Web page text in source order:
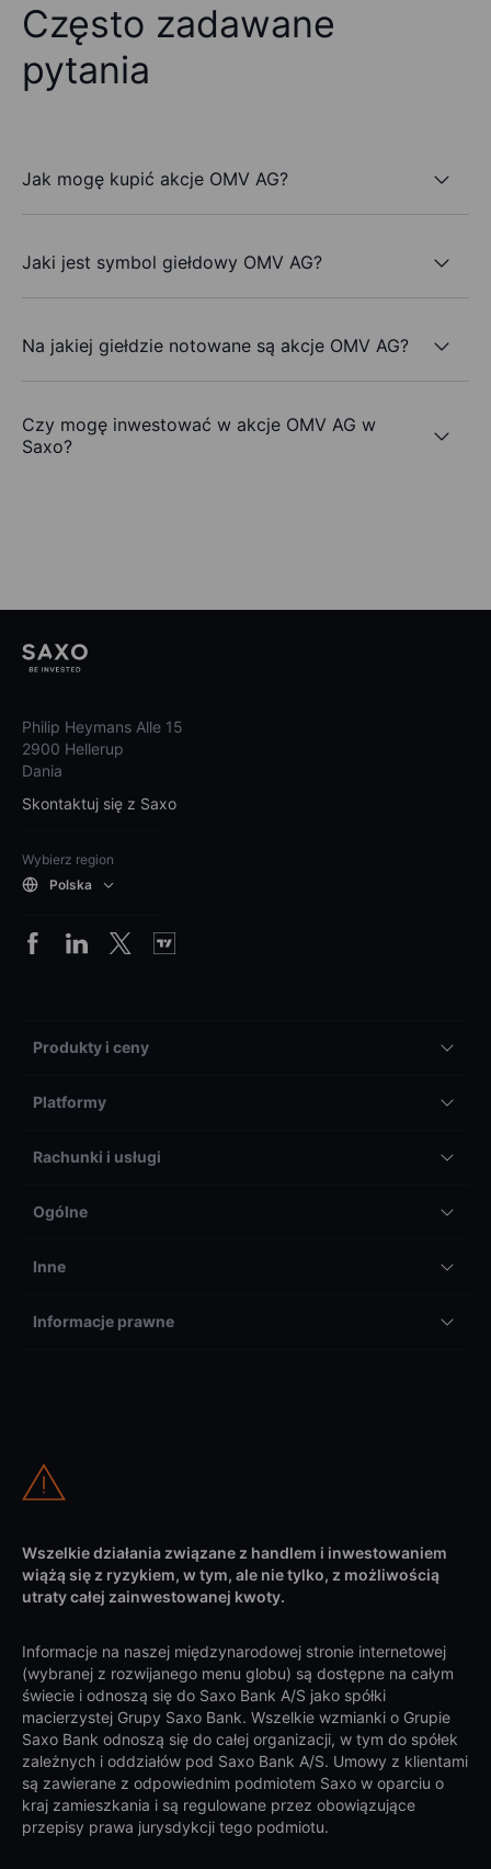
Często zadawane
pytania
Jak mogę kupić akcje OMV AG?
Jaki jest symbol giełdowy OMV AG?
Na jakiej giełdzie notowane są akcje OMV AG?
Czy mogę inwestować w akcje OMV AG w
Saxo?
Philip Heymans Alle 15
2900 Hellerup
Dania
Skontaktuj się z Saxo
Wybierz region
Polska
Produkty i ceny
Platformy
Rachunki i usługi
Ogólne
Inne
Informacje prawne
Wszelkie działania związane z handlem i inwestowaniem
wiążą się z ryzykiem, w tym, ale nie tylko, z możliwością
utraty całej zainwestowanej kwoty.
Informacje na naszej międzynarodowej stronie internetowej
(wybranej z rozwijanego menu globu) są dostępne na całym
świecie i odnoszą się do Saxo Bank A/S jako spółki
macierzystej Grupy Saxo Bank. Wszelkie wzmianki o Grupie
Saxo Bank odnoszą się do całej organizacji, w tym do spółek
zależnych i oddziałów pod Saxo Bank A/S. Umowy z klientami
są zawierane z odpowiednim podmiotem Saxo w oparciu o
kraj zamieszkania i są regulowane przez obowiązujące
przepisy prawa jurysdykcji tego podmiotu.